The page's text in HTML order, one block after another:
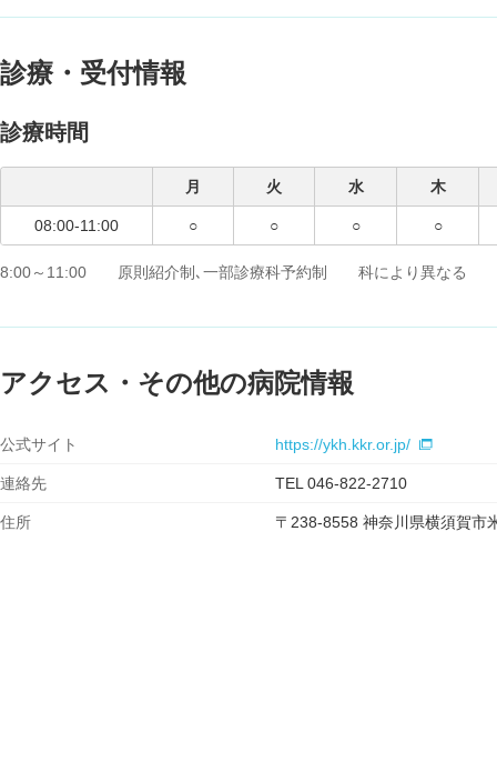
診療・受付情報
診療時間
月 火 水 木
08:00-11:00 ○ ○ ○ ○
8:00～11:00 原則紹介制､一部診療科予約制 科により異なる 創
アクセス・その他の病院情報
公式サイト https://ykh.kkr.or.jp/
連絡先 TEL 046-822-2710
住所 〒238-8558 神奈川県横須賀市